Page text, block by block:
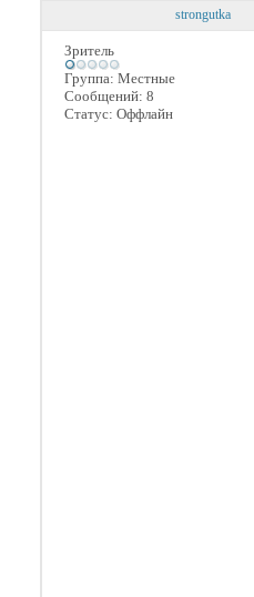
strongutka
Зритель
Группа: Местные
Сообщений: 8
Статус: Оффлайн